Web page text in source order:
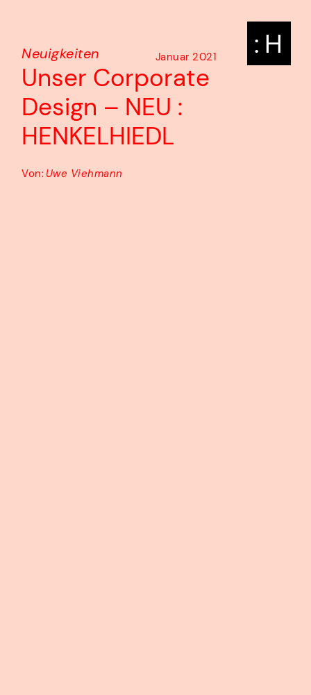
: H
Januar 2021
Neuigkeiten
Unser Corporate
Design – NEU :
HENKELHIEDL
Von: Uwe Viehmann